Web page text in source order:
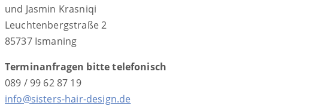
und Jasmin Krasniqi
Leuchtenbergstraße 2
85737 Ismaning
Terminanfragen bitte telefonisch
089 / 99 62 87 19
info@sisters-hair-design.de